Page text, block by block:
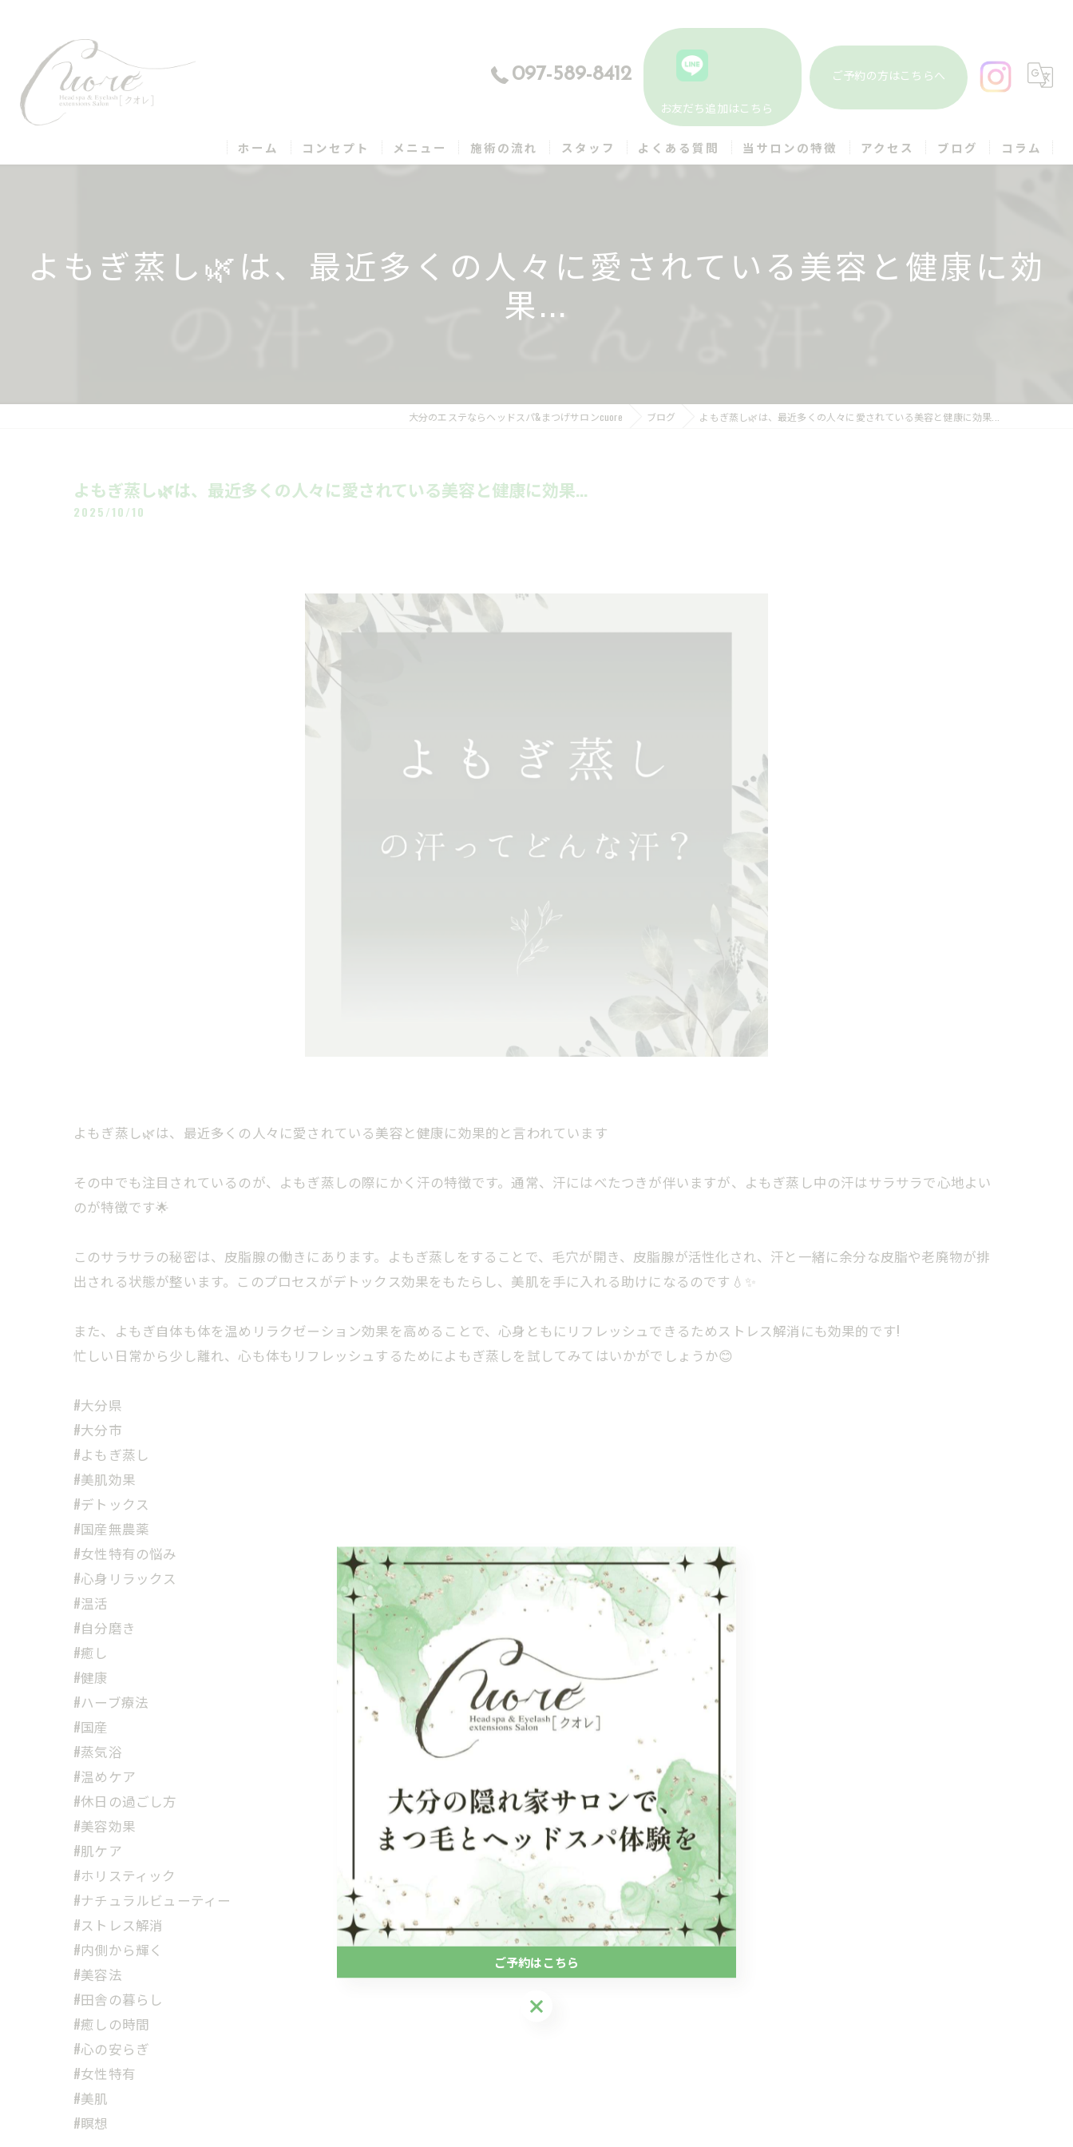
097-589-8412
お友だち追加はこちら
ご予約の方はこちらへ
ホーム コンセプト メニュー 施術の流れ スタッフ よくある質問 当サロンの特徴
まつ毛
アクセス ブログ コラム
よもぎ蒸し🌿は、最近多くの人々に愛されている美容と健康に効
果...
大分のエステならヘッドスパ&まつげサロンcuore ブログ よもぎ蒸し🌿は、最近多くの人々に愛されている美容と健康に効果...
よもぎ蒸し🌿は、最近多くの人々に愛されている美容と健康に効果...
2025/10/10
よもぎ蒸し🌿は、最近多くの人々に愛されている美容と健康に効果的と言われています
その中でも注目されているのが、よもぎ蒸しの際にかく汗の特徴です。通常、汗にはべたつきが伴いますが、よもぎ蒸し中の汗はサラサラで心地よい
のが特徴です🌟
このサラサラの秘密は、皮脂腺の働きにあります。よもぎ蒸しをすることで、毛穴が開き、皮脂腺が活性化され、汗と一緒に余分な皮脂や老廃物が排
出される状態が整います。このプロセスがデトックス効果をもたらし、美肌を手に入れる助けになるのです💧✨
また、よもぎ自体も体を温めリラクゼーション効果を高めることで、心身ともにリフレッシュできるためストレス解消にも効果的です!
忙しい日常から少し離れ、心も体もリフレッシュするためによもぎ蒸しを試してみてはいかがでしょうか😊
#大分県
#大分市
#よもぎ蒸し
#美肌効果
#デトックス
#国産無農薬
#女性特有の悩み
#心身リラックス
#温活
#自分磨き
#癒し
#健康
#ハーブ療法
#国産
#蒸気浴
#温めケア
#休日の過ごし方
#美容効果
#肌ケア
#ホリスティック
#ナチュラルビューティー
#ストレス解消
#内側から輝く
#美容法
#田舎の暮らし
#癒しの時間
#心の安らぎ
#女性特有
#美肌
#瞑想
ご予約はこちら
ご予約はこちら